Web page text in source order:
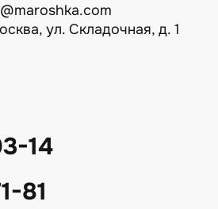
ул. Складочная, д. 1
14
81